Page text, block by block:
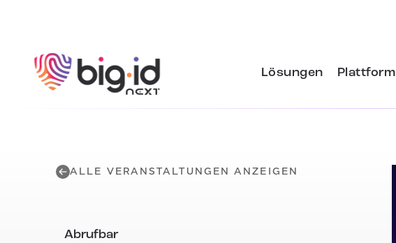
Lösungen Plattform
ALLE VERANSTALTUNGEN ANZEIGEN
Abrufbar